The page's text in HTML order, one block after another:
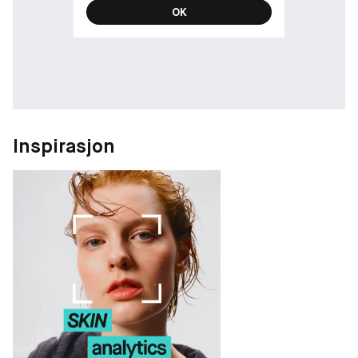
OK
Inspirasjon